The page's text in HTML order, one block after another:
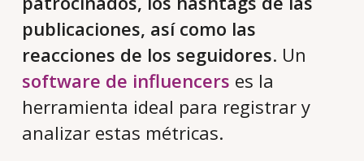
publicaciones, así como las
reacciones de los seguidores. Un
software de influencers es la
herramienta ideal para registrar y
analizar estas métricas.